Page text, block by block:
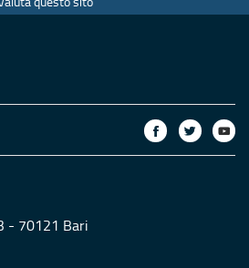
- 70121 Bari